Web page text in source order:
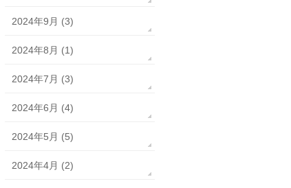
2024年9月 (3)
2024年8月 (1)
2024年7月 (3)
2024年6月 (4)
2024年5月 (5)
2024年4月 (2)